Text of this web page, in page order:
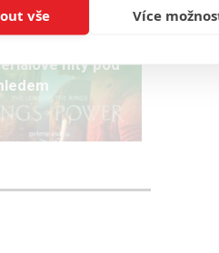
hity pod
vše Více